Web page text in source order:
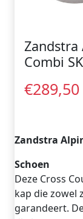
Zandstra
Combi
€289,50
Zandstra
Schoen
Deze Cross
kap die zowel
garandeert.